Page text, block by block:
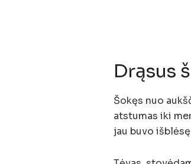
Drąsus
Šokęs nuo
atstumas iki
jau buvo